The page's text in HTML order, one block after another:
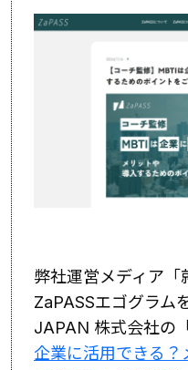
弊社運営メディア
ZaPASSエゴグラム
JAPAN 株式会社の「
企業に活用できる